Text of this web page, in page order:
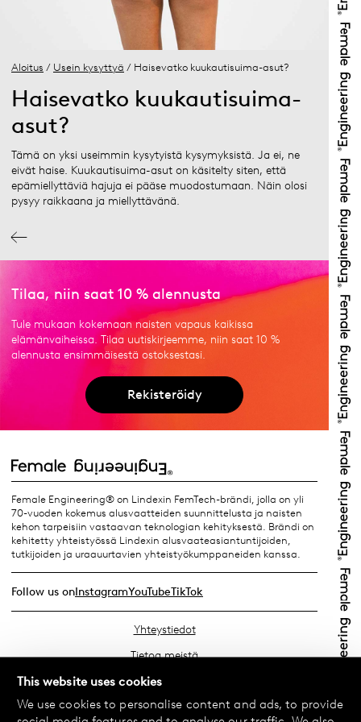
This website uses cookies
We use cookies to personalise content and ads, to provide
Aloitus / Usein kysyttyä / Haisevatko kuukautisuima-asut?
Haisevatko kuukautisuima-
asut?
Tämä on yksi useimmin kysytyistä kysymyksistä. Ja ei, ne
eivät haise. Kuukautisuima-asut on käsitelty siten, että
epämiellyttäviä hajuja ei pääse muodostumaan. Näin olosi
pysyy raikkaana ja miellyttävänä.
Tilaa, niin saat 10 % alennusta
Tule mukaan kokemaan naisten vapaus kaikissa
elämänvaiheissa. Tilaa uutiskirjeemme, niin saat 10 %
alennusta ensimmäisestä ostoksestasi.
Rekisteröidy
Female Engineering® on Lindexin FemTech-brändi, jolla on yli
70-vuoden kokemus alusvaatteiden suunnittelusta ja naisten
kehon tarpeisiin vastaavan teknologian kehityksestä. Brändi on
kehitetty yhteistyössä Lindexin alusvaateasiantuntijoiden,
tutkijoiden ja uraauurtavien yhteistyökumppaneiden kanssa.
Follow us onInstagramYouTubeTikTok
Yhteystiedot
Tietoa meistä
Etsi lähin myymäläsi
Usein kysyttyä